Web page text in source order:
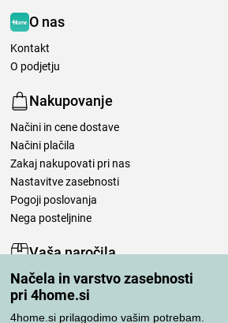
Načela in varstvo zasebnosti
pri 4home.si
4home.si prilagodimo vašim potrebam.
O nas
Kontakt
O podjetju
Nakupovanje
Načini in cene dostave
Načini plačila
Zakaj nakupovati pri nas
Nastavitve zasebnosti
Pogoji poslovanja
Nega posteljnine
Vaša naročila
Moj račun
Pregled naročil
Reklamacija